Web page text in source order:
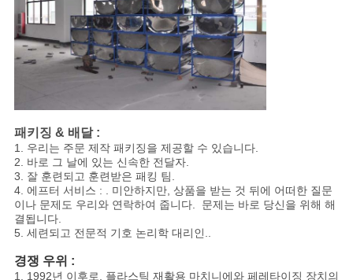
PRIVACY
POLICY
패키징 & 배달 :
1. 우리는 주문 제작 패키징을 제공할 수 있습니다.
2. 바로 그 날에 있는 신속한 전달자.
3. 잘 훈련되고 훈련받은 패킹 팀.
4. 에프터 서비스 : . 미안하지만, 상품을 받는 것 뒤에 어떠한 질문
이나 문제도 우리와 연락하여 줍니다. 문제는 바로 당신을 위해 해
결됩니다.
5. 세련되고 전문적 기호 논리학 대리인..
경쟁 우위 :
1. 1992년 이후로, 플라스틱 재활용 마치니에와 페레타이징 장치의